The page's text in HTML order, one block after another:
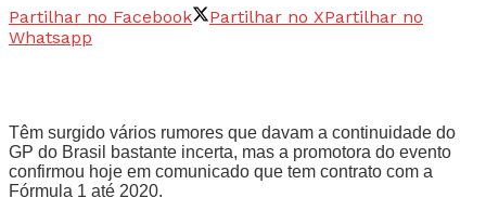
Partilhar no Facebook
Partilhar no XPartilhar no
Whatsapp
Têm surgido vários rumores que davam a continuidade do
GP do Brasil bastante incerta, mas a promotora do evento
confirmou hoje em comunicado que tem contrato com a
Fórmula 1 até 2020.